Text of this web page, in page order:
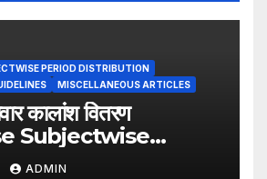
PERIOD DISTRIBUTION
MISCELLANEOUS ARTICLES
कालांश वितरण
Subjectwise
ADMIN